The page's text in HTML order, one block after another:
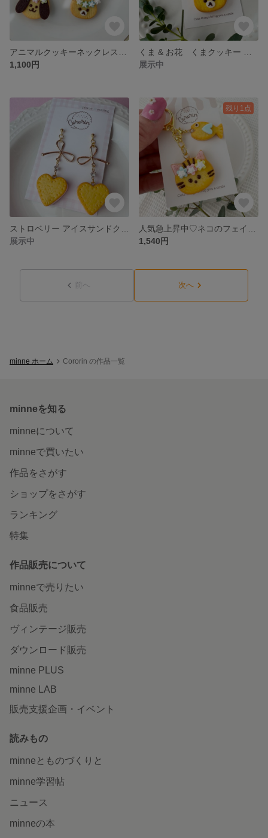
1,100円
展示中
展示中
残り1点
1,540円
前へ 次へ
minne ホーム Cororin の作品一覧
minneを知る
minneについて
minneで買いたい
作品をさがす
ショップをさがす
ランキング
特集
作品販売について
minneで売りたい
食品販売
ヴィンテージ販売
ダウンロード販売
minne PLUS
minne LAB
販売支援企画・イベント
読みもの
minneとものづくりと
minne学習帖
ニュース
minneの本